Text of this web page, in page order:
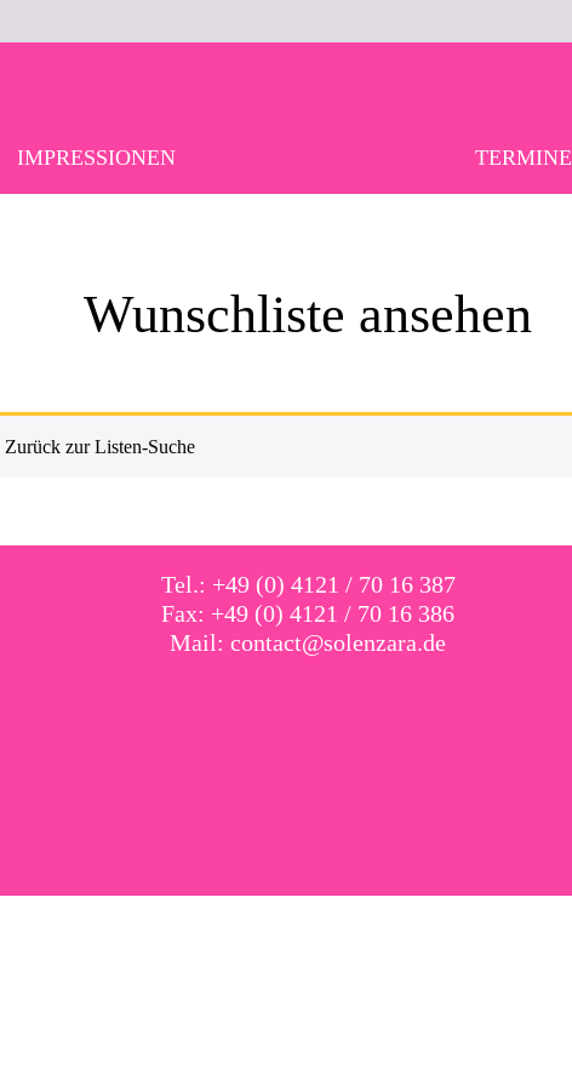
IMPRESSIONEN TERMINE
Wunschliste ansehen
Zurück zur Listen-Suche
Tel.: +49 (0) 4121 / 70 16 387
Fax: +49 (0) 4121 / 70 16 386
Mail: contact@solenzara.de